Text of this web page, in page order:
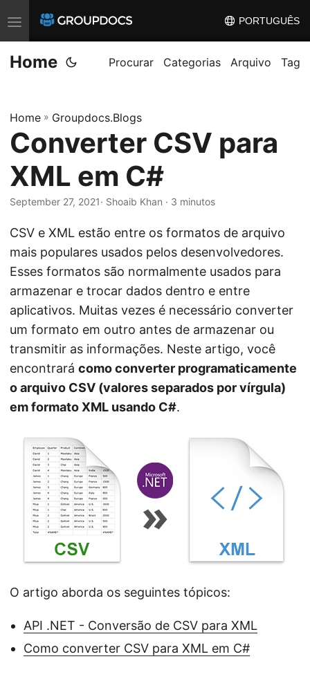
T
o
g
e
n
v
i
a
t
i
o
n
PORTUGUÊS
Home Procurar Categorias Arquivo Tag
Home » Groupdocs.Blogs
Converter CSV para
XML em C#
September 27, 2021· Shoaib Khan · 3 minutos
CSV e XML estão entre os formatos de arquivo
mais populares usados pelos desenvolvedores.
Esses formatos são normalmente usados para
armazenar e trocar dados dentro e entre
aplicativos. Muitas vezes é necessário converter
um formato em outro antes de armazenar ou
transmitir as informações. Neste artigo, você
encontrará como converter programaticamente
o arquivo CSV (valores separados por vírgula)
em formato XML usando C#.
O artigo aborda os seguintes tópicos:
API .NET - Conversão de CSV para XML
Como converter CSV para XML em C#